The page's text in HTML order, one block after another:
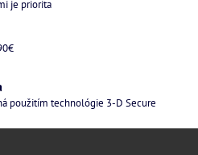
je priorita
použitím technológie 3-D Secure